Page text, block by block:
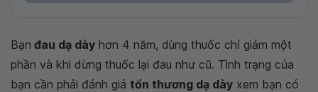
Bạn đau dạ dày hơn 4 năm, dùng thuốc chỉ giảm một
phần và khi dừng thuốc lại đau như cũ. Tình trạng của
bạn cần phải đánh giá tổn thương dạ dày xem bạn có